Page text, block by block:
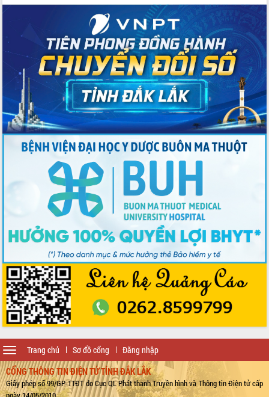
Trang chủ Sơ đồ cổng Đăng nhập
Toggle
navigation
CỔNG THÔNG TIN ĐIỆN TỬ TỈNH ĐẮK LẮK
Giấy phép số 99/GP-TTĐT do Cục QL Phát thanh Truyền hình và Thông tin Điện tử cấp